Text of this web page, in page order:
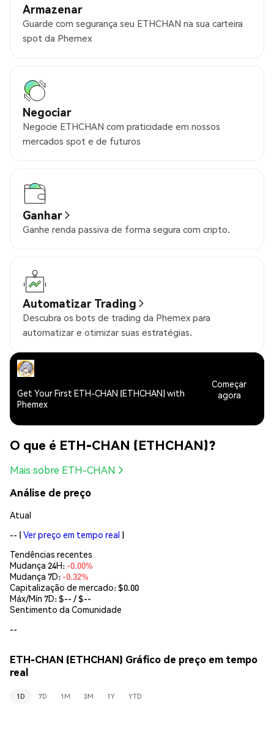
Armazenar
Guarde com segurança seu ETHCHAN na sua carteira
spot da Phemex
Negociar
Negocie ETHCHAN com praticidade em nossos
mercados spot e de futuros
Ganhar
Ganhe renda passiva de forma segura com cripto.
Automatizar Trading
Descubra os bots de trading da Phemex para
automatizar e otimizar suas estratégias.
Get Your First ETH-CHAN (ETHCHAN) with
Phemex
Começar
agora
O que é ETH-CHAN (ETHCHAN)?
Mais sobre ETH-CHAN
Análise de preço
Atual
-- (Ver preço em tempo real )
Tendências recentes
Mudança 24H: -0.00%
Mudança 7D: -0.32%
Capitalização de mercado:$0.00
Máx/Mín 7D: $-- / $--
Sentimento da Comunidade
--
ETH-CHAN (ETHCHAN) Gráfico de preço em tempo
real
1D 7D 1M 3M 1Y YTD